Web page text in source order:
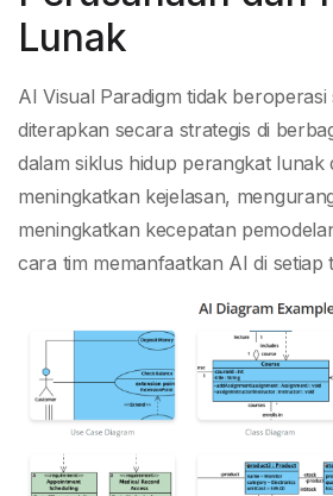
Lunak
AI Visual Paradigm tidak
diterapkan secara strategis di
dalam siklus hidup perangkat lunak
meningkatkan kejelasan,
meningkatkan kecepatan
cara tim memanfaatkan AI di setiap